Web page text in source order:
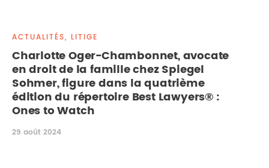
PROPRIÉTÉ INTELLECTUELLE
DROIT DE LA FAMILLE
ACTUALITÉS, LITIGE
Charlotte Oger-Chambonnet, avocate
en droit de la famille chez Spiegel
Sohmer, figure dans la quatrième
édition du répertoire Best Lawyers® :
Ones to Watch
29 août 2024